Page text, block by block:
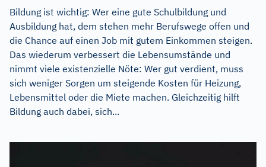
Bildung ist wichtig: Wer eine gute Schulbildung und
Ausbildung hat, dem stehen mehr Berufswege offen und
die Chance auf einen Job mit gutem Einkommen steigen.
Das wiederum verbessert die Lebensumstände und
nimmt viele existenzielle Nöte: Wer gut verdient, muss
sich weniger Sorgen um steigende Kosten für Heizung,
Lebensmittel oder die Miete machen. Gleichzeitig hilft
Bildung auch dabei, sich...